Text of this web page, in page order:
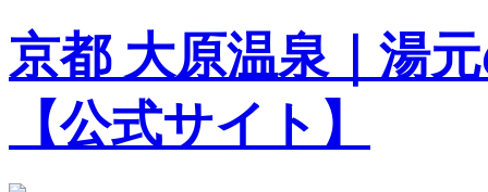
京都 大原温泉｜湯
【公式サイト】